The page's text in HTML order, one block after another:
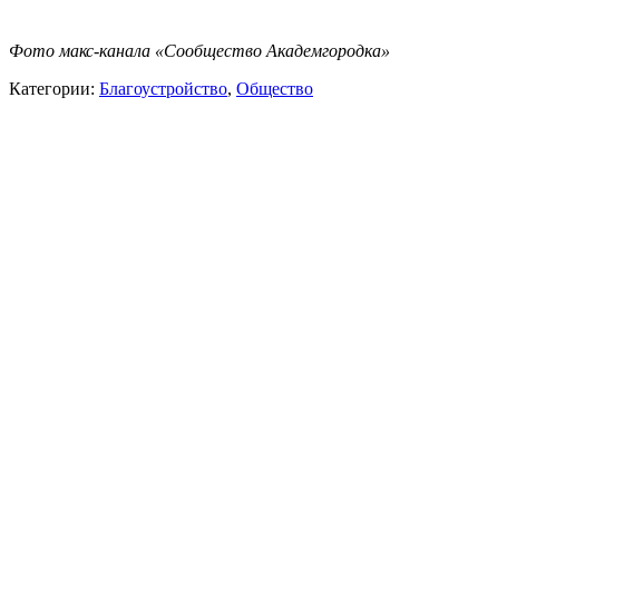
Фото макс-канала «Сообщество Академгородка»
Категории: Благоустройство, Общество